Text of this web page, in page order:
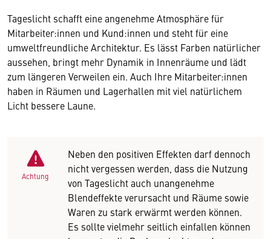
Tageslicht schafft eine angenehme Atmosphäre für
Mitarbeiter:innen und Kund:innen und steht für eine
umweltfreundliche Architektur. Es lässt Farben natürlicher
aussehen, bringt mehr Dynamik in Innenräume und lädt
zum längeren Verweilen ein. Auch Ihre Mitarbeiter:innen
haben in Räumen und Lagerhallen mit viel natürlichem
Licht bessere Laune.
Achtung
Neben den positiven Effekten darf dennoch
nicht vergessen werden, dass die Nutzung
von Tageslicht auch unangenehme
Blendeffekte verursacht und Räume sowie
Waren zu stark erwärmt werden können.
Es sollte vielmehr seitlich einfallen können